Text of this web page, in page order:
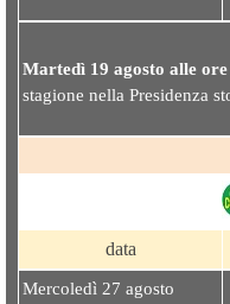
Martedì 19 agosto alle ore
stagione nella Presidenza
data
Mercoledì 27 agosto